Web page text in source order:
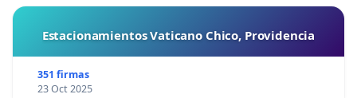
Estacionamientos Vaticano Chico, Providencia
351 firmas
23 Oct 2025